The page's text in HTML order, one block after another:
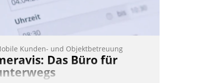
Kunden- und Objektbetreuung
Das Büro für